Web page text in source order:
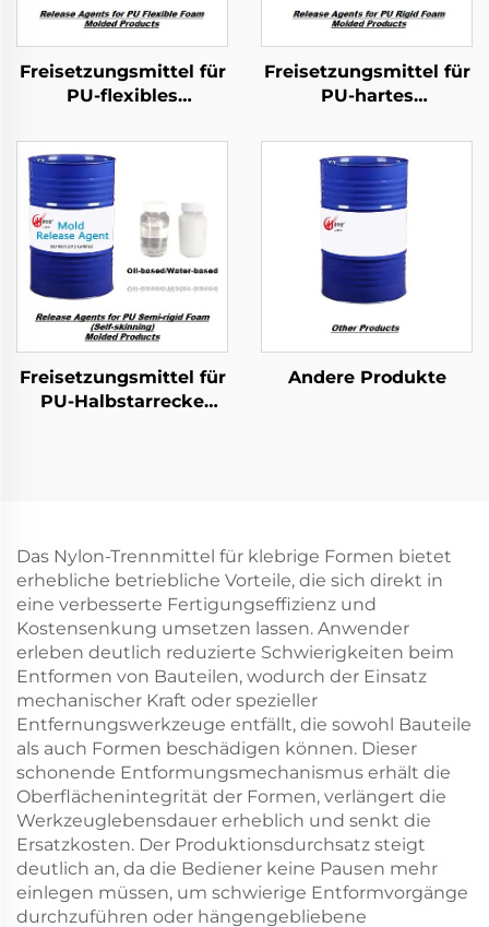
Freisetzungsmittel für
PU-flexibles
Freisetzungsmittel für
PU-hartes
Produkt
Freisetzungsmittel für
PU-Halbstarrecke
Andere Produkte
Das Nylon-Trennmittel für klebrige Formen bietet
erhebliche betriebliche Vorteile, die sich direkt in
eine verbesserte Fertigungseffizienz und
Kostensenkung umsetzen lassen. Anwender
erleben deutlich reduzierte Schwierigkeiten beim
Entformen von Bauteilen, wodurch der Einsatz
mechanischer Kraft oder spezieller
Entfernungswerkzeuge entfällt, die sowohl Bauteile
als auch Formen beschädigen können. Dieser
schonende Entformungsmechanismus erhält die
Oberflächenintegrität der Formen, verlängert die
Werkzeuglebensdauer erheblich und senkt die
Ersatzkosten. Der Produktionsdurchsatz steigt
deutlich an, da die Bediener keine Pausen mehr
einlegen müssen, um schwierige Entformvorgänge
durchzuführen oder hängengebliebene